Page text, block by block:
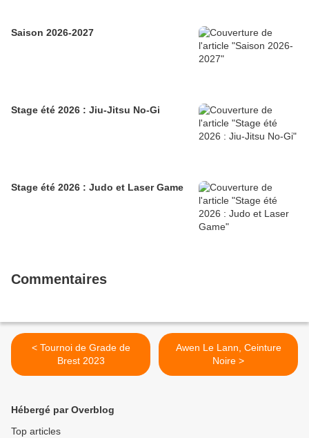
Saison 2026-2027
Stage été 2026 : Jiu-Jitsu No-Gi
Stage été 2026 : Judo et Laser Game
Commentaires
< Tournoi de Grade de
Brest 2023
Awen Le Lann, Ceinture
Noire >
Hébergé par Overblog
Top articles